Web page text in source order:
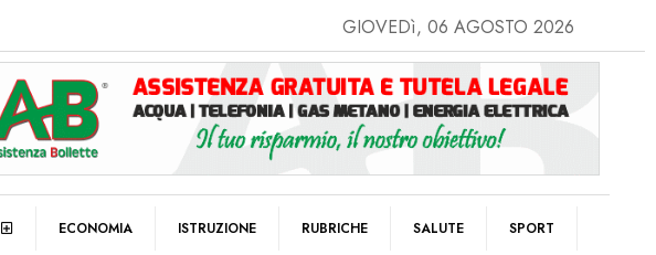
GIOVEDì, 06 AGOSTO 2026
ECONOMIA ISTRUZIONE RUBRICHE SALUTE SPORT